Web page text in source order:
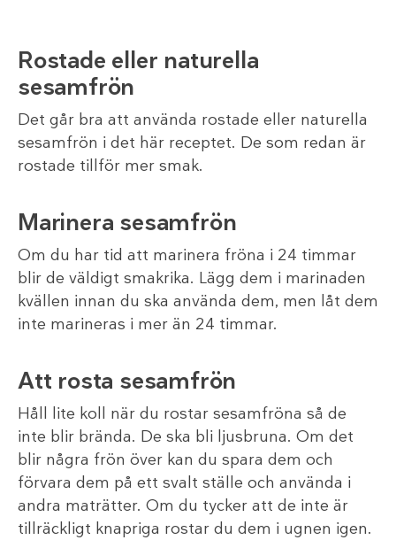
Rostade eller naturella
sesamfrön
Det går bra att använda rostade eller naturella
sesamfrön i det här receptet. De som redan är
rostade tillför mer smak.
Marinera sesamfrön
Om du har tid att marinera fröna i 24 timmar
blir de väldigt smakrika. Lägg dem i marinaden
kvällen innan du ska använda dem, men låt dem
inte marineras i mer än 24 timmar.
Att rosta sesamfrön
Håll lite koll när du rostar sesamfröna så de
inte blir brända. De ska bli ljusbruna. Om det
blir några frön över kan du spara dem och
förvara dem på ett svalt ställe och använda i
andra maträtter. Om du tycker att de inte är
tillräckligt knapriga rostar du dem i ugnen igen.